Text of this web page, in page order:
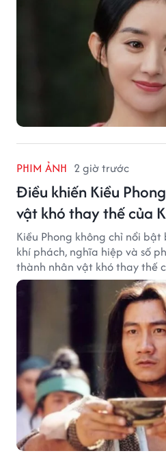
PHIM ẢNH 2 giờ trước
Điều khiến Kiều
vật khó thay thế của
Kiều Phong không chỉ nổi
khí phách, nghĩa hiệp và số
thành nhân vật khó thay thế